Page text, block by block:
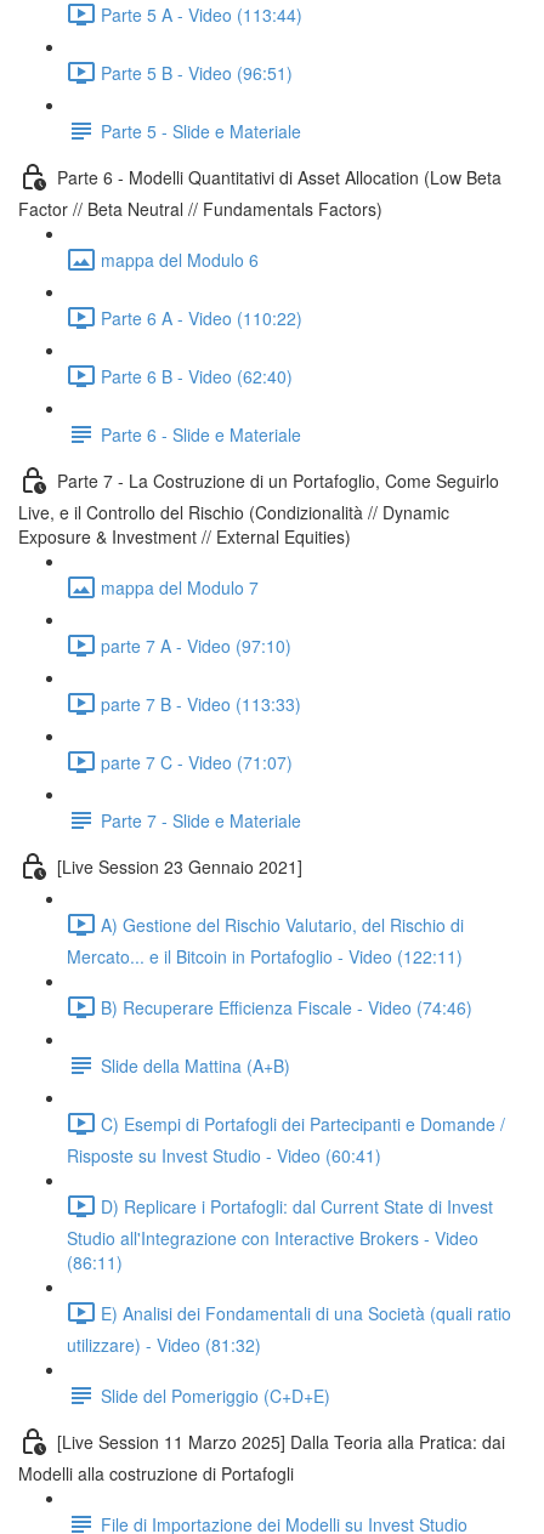
Parte 5 A - Video (113:44)
Parte 5 B - Video (96:51)
Parte 5 - Slide e Materiale
Parte 6 - Modelli Quantitativi di Asset Allocation (Low Beta
Factor // Beta Neutral // Fundamentals Factors)
mappa del Modulo 6
Parte 6 A - Video (110:22)
Parte 6 B - Video (62:40)
Parte 6 - Slide e Materiale
Parte 7 - La Costruzione di un Portafoglio, Come Seguirlo
Live, e il Controllo del Rischio (Condizionalità // Dynamic
Exposure & Investment // External Equities)
mappa del Modulo 7
parte 7 A - Video (97:10)
parte 7 B - Video (113:33)
parte 7 C - Video (71:07)
Parte 7 - Slide e Materiale
[Live Session 23 Gennaio 2021]
A) Gestione del Rischio Valutario, del Rischio di
Mercato... e il Bitcoin in Portafoglio - Video (122:11)
B) Recuperare Efficienza Fiscale - Video (74:46)
Slide della Mattina (A+B)
C) Esempi di Portafogli dei Partecipanti e Domande /
Risposte su Invest Studio - Video (60:41)
D) Replicare i Portafogli: dal Current State di Invest
Studio all'Integrazione con Interactive Brokers - Video
(86:11)
E) Analisi dei Fondamentali di una Società (quali ratio
utilizzare) - Video (81:32)
Slide del Pomeriggio (C+D+E)
[Live Session 11 Marzo 2025] Dalla Teoria alla Pratica: dai
Modelli alla costruzione di Portafogli
File di Importazione dei Modelli su Invest Studio